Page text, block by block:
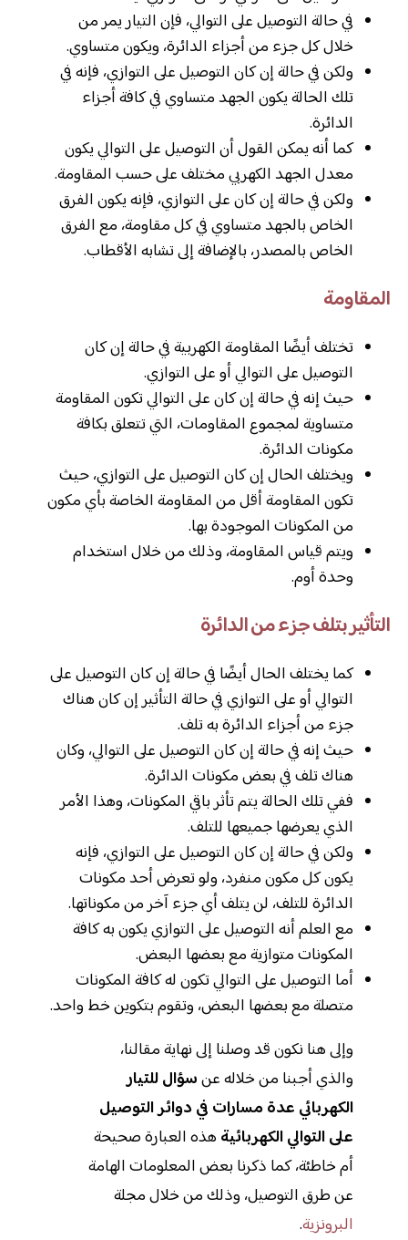
في حالة التوصيل على التوالي، فإن التيار يمر من
خلال كل جزء من أجزاء الدائرة، ويكون متساوي.
ولكن في حالة إن كان التوصيل على التوازي، فإنه في
تلك الحالة يكون الجهد متساوي في كافة أجزاء
الدائرة.
كما أنه يمكن القول أن التوصيل على التوالي يكون
معدل الجهد الكهربي مختلف على حسب المقاومة.
ولكن في حالة إن كان على التوازي، فإنه يكون الفرق
الخاص بالجهد متساوي في كل مقاومة، مع الفرق
الخاص بالمصدر، بالإضافة إلى تشابه الأقطاب.
المقاومة
تختلف أيضًا المقاومة الكهربية في حالة إن كان
التوصيل على التوالي أو على التوازي.
حيث إنه في حالة إن كان على التوالي تكون المقاومة
متساوية لمجموع المقاومات، التي تتعلق بكافة
مكونات الدائرة.
ويختلف الحال إن كان التوصيل على التوازي، حيث
تكون المقاومة أقل من المقاومة الخاصة بأي مكون
من المكونات الموجودة بها.
ويتم قياس المقاومة، وذلك من خلال استخدام
وحدة أوم.
التأثير بتلف جزء من الدائرة
كما يختلف الحال أيضًا في حالة إن كان التوصيل على
التوالي أو على التوازي في حالة التأثير إن كان هناك
جزء من أجزاء الدائرة به تلف.
حيث إنه في حالة إن كان التوصيل على التوالي، وكان
هناك تلف في بعض مكونات الدائرة.
ففي تلك الحالة يتم تأثر باقي المكونات، وهذا الأمر
الذي يعرضها جميعها للتلف.
ولكن في حالة إن كان التوصيل على التوازي، فإنه
يكون كل مكون منفرد، ولو تعرض أحد مكونات
الدائرة للتلف، لن يتلف أي جزء آخر من مكوناتها.
مع العلم أنه التوصيل على التوازي يكون به كافة
المكونات متوازية مع بعضها البعض.
أما التوصيل على التوالي تكون له كافة المكونات
متصلة مع بعضها البعض، وتقوم بتكوين خط واحد.
وإلى هنا نكون قد وصلنا إلى نهاية مقالنا،
والذي أجبنا من خلاله عنسؤال للتيار
الكهربائي عدة مسارات في دوائر التوصيل
على التوالي الكهربائية هذه العبارة صحيحة
أم خاطئة، كما ذكرنا بعض المعلومات الهامة
عن طرق التوصيل، وذلك من خلال مجلة
البرونزية.